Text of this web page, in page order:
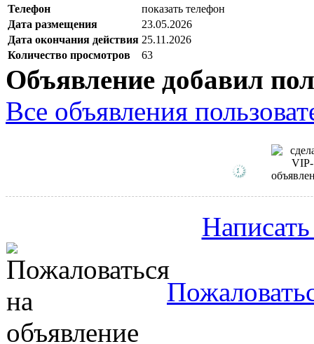
Телефон
показать телефон
Дата размещения
23.05.2026
Дата окончания действия 25.11.2026
Количество просмотров
63
Объявление добавил
Все объявления